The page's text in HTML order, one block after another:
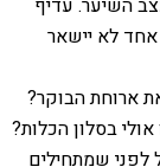
השיער. עדיף
לא יישאר
ארוחת הבוקר?
בסלון הכלות?
לפני שמתחילים